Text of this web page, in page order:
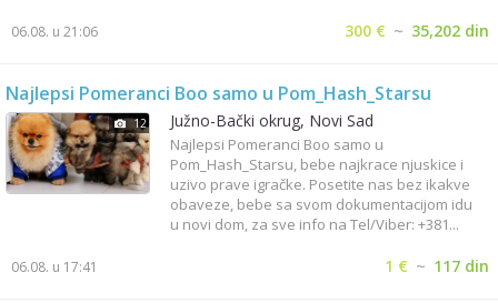
300 € ~ 35,202 din
06.08. u 21:06
Najlepsi Pomeranci Boo samo u Pom_Hash_Starsu
12 Južno-Bački okrug, Novi Sad
Najlepsi Pomeranci Boo samo u
Pom_Hash_Starsu, bebe najkrace njuskice i
uzivo prave igračke. Posetite nas bez ikakve
obaveze, bebe sa svom dokumentacijom idu
u novi dom, za sve info na Tel/Viber: +381...
1 € ~ 117 din
06.08. u 17:41